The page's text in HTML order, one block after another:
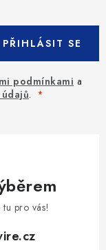
podmínkami a
.
PŘIHLÁSIT SE
pro vás!